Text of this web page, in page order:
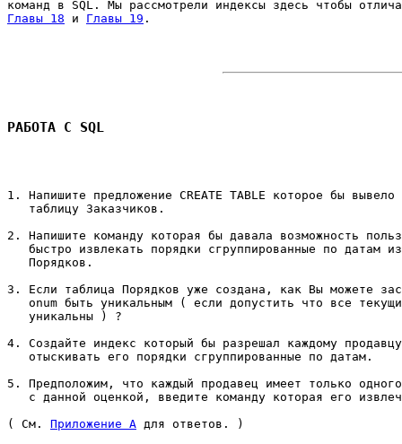
Главы 18 и Главы 19 .
РАБОТА С SQL
1. Напишите предложение CREATE TABLE которое бы
   таблицу Заказчиков.
2. Напишите команду которая бы давала возможность
быстро извлекать порядки сгруппированные по датам
   Порядков.
3. Если таблица Порядков уже создана, как Вы можете
onum быть уникальным ( если допустить что все
   уникальны ) ?
4. Создайте индекс который бы разрешал каждому
   отыскивать его порядки сгруппированные по датам.
5. Предположим, что каждый продавец имеет только
с данной оценкой, введите команду которая его
( См. Приложение A для ответов. )